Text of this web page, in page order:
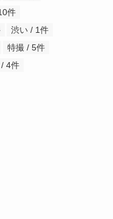
件
渋い / 1件
特撮 / 5件
4件